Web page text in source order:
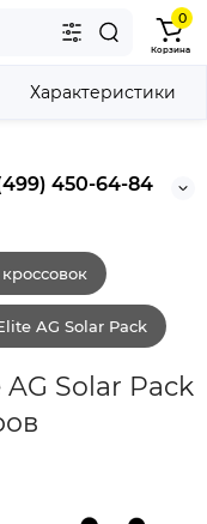
450-64-84
0
Корзина
AG Solar Pack
Solar Pack
Характеристики